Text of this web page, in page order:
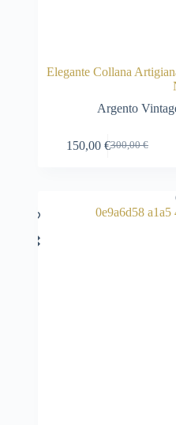
Elegante Collana
Argento
300,00€
Il
300,00 €.
150,00 €Il
150,00 €.